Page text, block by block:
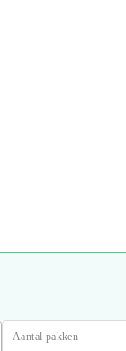
Aantal pakken